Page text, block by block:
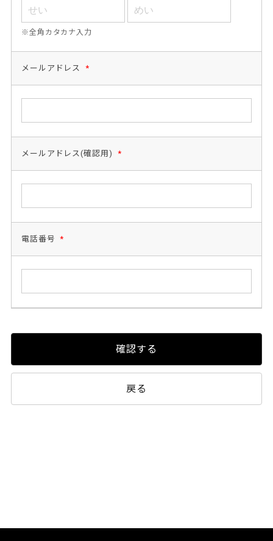
※全角カタカナ入力
メールアドレス *
メールアドレス(確認用) *
電話番号 *
確認する
戻る